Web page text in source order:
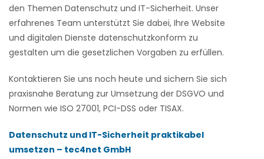
den Themen Datenschutz und IT-Sicherheit. Unser
erfahrenes Team unterstützt Sie dabei, Ihre Website
und digitalen Dienste datenschutzkonform zu
gestalten um die gesetzlichen Vorgaben zu erfüllen.
Kontaktieren Sie uns noch heute und sichern Sie sich
praxisnahe Beratung zur Umsetzung der DSGVO und
Normen wie ISO 27001, PCI-DSS oder TISAX.
Datenschutz und IT-Sicherheit praktikabel
umsetzen – tec4net GmbH